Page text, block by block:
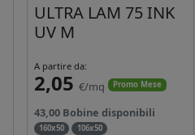
ULTRA LAM 75 INK
UV M
A partire da:
2,05 €/mq Promo Mese
43,00 Bobine disponibili
160x50 106x50